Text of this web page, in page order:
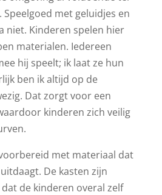
Speelgoed met geluidjes en
niet. Kinderen spelen hier
materialen. Iedereen
hij speelt; ik laat ze hun
ben ik altijd op de
Dat zorgt voor een
kinderen zich veilig
met materiaal dat
De kasten zijn
de kinderen overal zelf